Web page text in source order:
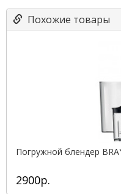
Похожие товары
Погружной блендер
2900р.